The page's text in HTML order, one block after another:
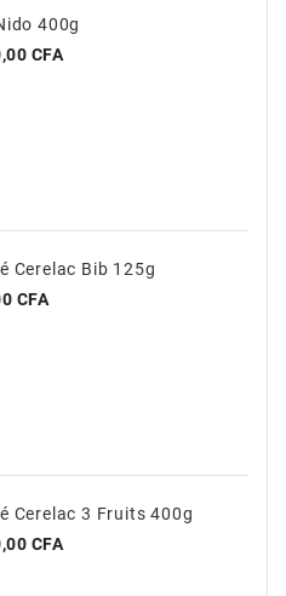
400g
CFA
Cerelac Bib 125g
CFA
Cerelac 3 Fruits 400g
CFA